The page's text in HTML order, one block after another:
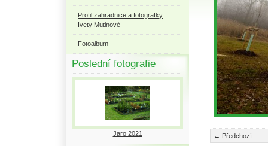
Profil zahradnice a fotografky
Ivety Mutinové
Fotoalbum
Poslední fotografie
Jaro 2021 ← Předchozí